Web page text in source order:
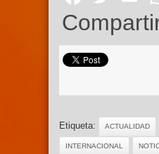
Etiqueta: ACTUALIDAD
INTERNACIONAL